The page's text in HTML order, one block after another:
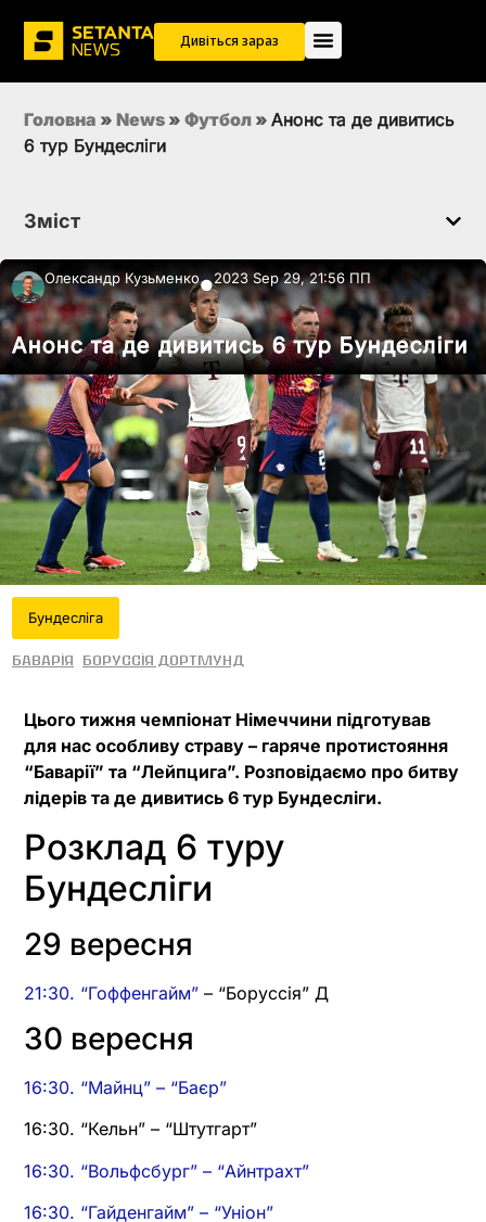
Дивіться зараз
Головна » News » Футбол » Анонс та де дивитись
6 тур Бундесліги
Зміст
Олександр Кузьменко●2023 Sep 29, 21:56 ПП
Анонс та де дивитись 6 тур Бундесліги
Бундесліга
Баварія Боруссія Дортмунд
Цього тижня чемпіонат Німеччини підготував
для нас особливу страву – гаряче протистояння
“Баварії” та “Лейпцига”. Розповідаємо про битву
лідерів та де дивитись 6 тур Бундесліги.
Розклад 6 туру
Бундесліги
29 вересня
21:30. “Гоффенгайм” – “Боруссія” Д
30 вересня
16:30. “Майнц” – “Баєр”
16:30. “Кельн” – “Штутгарт”
16:30. “Вольфсбург” – “Айнтрахт”
16:30. “Гайденгайм” – “Уніон”